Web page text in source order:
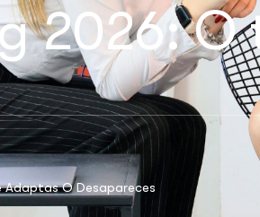
2026: O
O Desapareces